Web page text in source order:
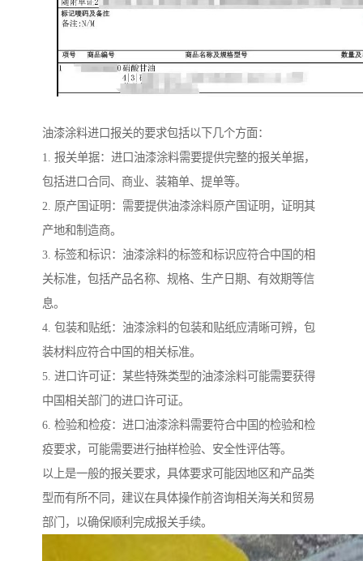
油漆涂料进口报关的要求包括以下几个方面：
1. 报关单据：进口油漆涂料需要提供完整的报关单据，
包括进口合同、商业、装箱单、提单等。
2. 原产国证明：需要提供油漆涂料原产国证明，证明其
产地和制造商。
3. 标签和标识：油漆涂料的标签和标识应符合中国的相
关标准，包括产品名称、规格、生产日期、有效期等信
息。
4. 包装和贴纸：油漆涂料的包装和贴纸应清晰可辨，包
装材料应符合中国的相关标准。
5. 进口许可证：某些特殊类型的油漆涂料可能需要获得
中国相关部门的进口许可证。
6. 检验和检疫：进口油漆涂料需要符合中国的检验和检
疫要求，可能需要进行抽样检验、安全性评估等。
以上是一般的报关要求，具体要求可能因地区和产品类
型而有所不同，建议在具体操作前咨询相关海关和贸易
部门，以确保顺利完成报关手续。